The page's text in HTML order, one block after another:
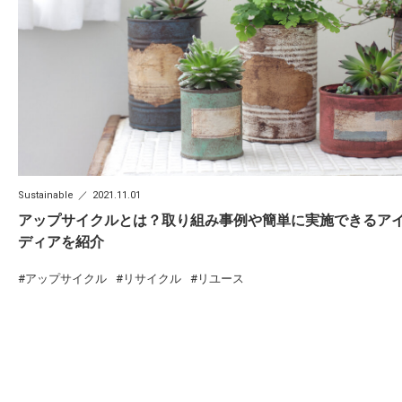
Sustainable 2021.11.01
アップサイクルとは？取り組み事例や簡単に実施できるア
ディアを紹介
アップサイクル リサイクル リユース